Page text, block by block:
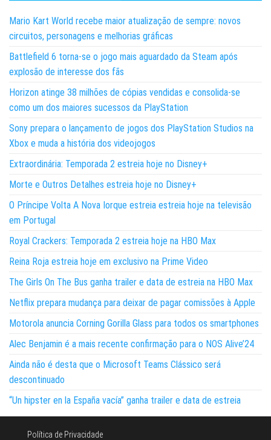
Mario Kart World recebe maior atualização de sempre: novos
circuitos, personagens e melhorias gráficas
Battlefield 6 torna-se o jogo mais aguardado da Steam após
explosão de interesse dos fãs
Horizon atinge 38 milhões de cópias vendidas e consolida-se
como um dos maiores sucessos da PlayStation
Sony prepara o lançamento de jogos dos PlayStation Studios na
Xbox e muda a história dos videojogos
Extraordinária: Temporada 2 estreia hoje no Disney+
Morte e Outros Detalhes estreia hoje no Disney+
O Príncipe Volta A Nova Iorque estreia estreia hoje na televisão
em Portugal
Royal Crackers: Temporada 2 estreia hoje na HBO Max
Reina Roja estreia hoje em exclusivo na Prime Video
The Girls On The Bus ganha trailer e data de estreia na HBO Max
Netflix prepara mudança para deixar de pagar comissões à Apple
Motorola anuncia Corning Gorilla Glass para todos os smartphones
Alec Benjamin é a mais recente confirmação para o NOS Alive’24
Ainda não é desta que o Microsoft Teams Clássico será
descontinuado
“Un hipster en la España vacía” ganha trailer e data de estreia
Política de Privacidade